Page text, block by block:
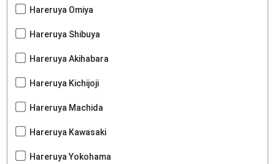
Hareruya Omiya
Hareruya Shibuya
Hareruya Akihabara
Hareruya Kichijoji
Hareruya Machida
Hareruya Kawasaki
Hareruya Yokohama